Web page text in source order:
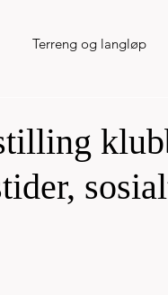
Terreng og langløp